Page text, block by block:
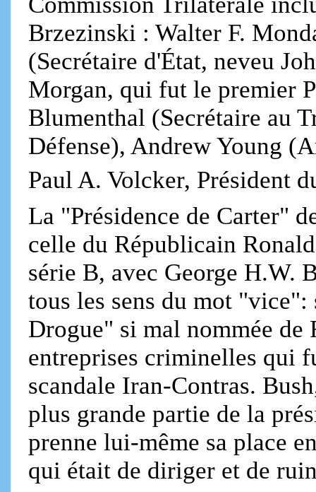
Brzezinski : Walter F.
(Secrétaire d'État, neveu
Morgan, qui fut le premier
Blumenthal (Secrétaire au
Défense), Andrew Young
Paul A. Volcker, Président
La "Présidence de Carter"
celle du Républicain
série B, avec George H.W.
tous les sens du mot
Drogue" si mal nommée de
entreprises criminelles qui
scandale Iran-Contras.
plus grande partie de la
prenne lui-même sa place
qui était de diriger et de